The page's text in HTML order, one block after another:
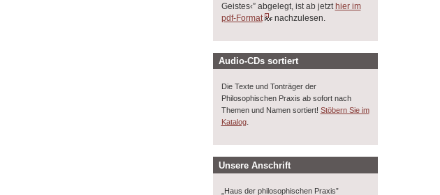
Geistes‹” abgelegt, ist ab jetzt hier im
pdf-Format
nachzulesen.
Audio-CDs sortiert
Die Texte und Tonträger der
Philosophischen Praxis ab sofort nach
Themen und Namen sortiert! Stöbern Sie im
Katalog.
Unsere Anschrift
„Haus der philosophischen Praxis”